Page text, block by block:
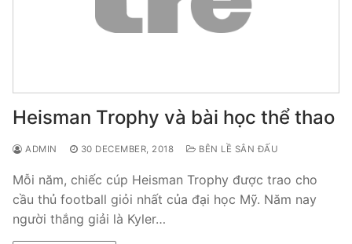
Heisman Trophy và bài học thể thao
ADMIN 30 DECEMBER, 2018 BÊN LỀ SÂN ĐẤU
Mỗi năm, chiếc cúp Heisman Trophy được trao cho
cầu thủ football giỏi nhất của đại học Mỹ. Năm nay
người thắng giải là Kyler…